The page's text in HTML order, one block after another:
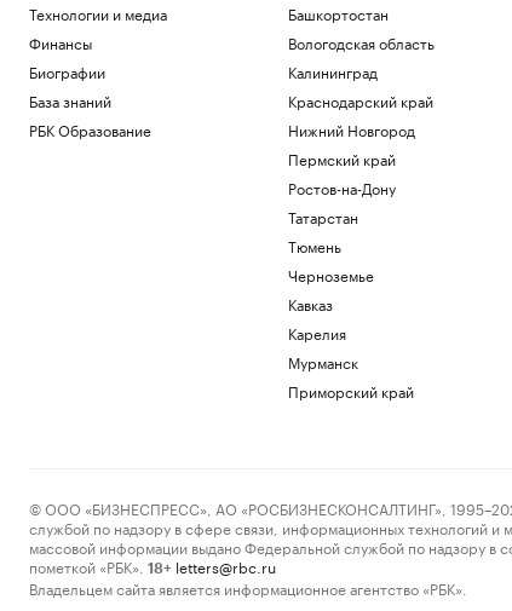
Технологии и медиа
Финансы
Биографии
База знаний
РБК Образование
Башкортостан
Вологодская область
Калининград
Краснодарский край
Нижний Новгород
Пермский край
Ростов-на-Дону
Татарстан
Тюмень
Черноземье
Кавказ
Карелия
Мурманск
Приморский край
© ООО «БИЗНЕСПРЕСС», АО «РОСБИЗНЕСКОНСАЛТИНГ», 1995–2026.
службой по надзору в сфере связи, информационных технологий
массовой информации выдано Федеральной службой по надзору
пометкой «РБК».
18+ letters@rbc.ru
Владельцем сайта является информационное агентство «РБК».